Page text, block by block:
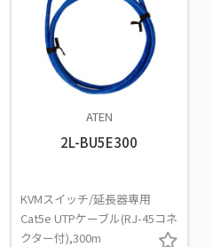
ATEN
2L-BU5E300
KVMスイッチ/延長器専用
Cat5e UTPケーブル(RJ-45コネ
クター付),300m